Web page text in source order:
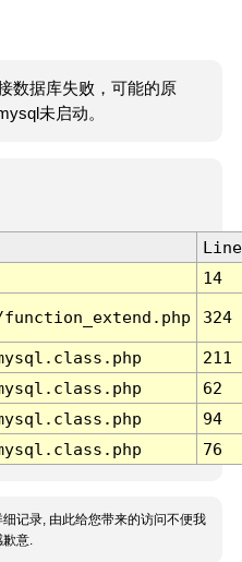
数据库失败，可能的原
未启动。
Line
14
324
211
62
94
76
记录, 由此给您带来的访问不便我
歉意.